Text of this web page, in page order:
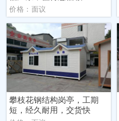
价格：面议
攀枝花钢结构岗亭，工期
短，经久耐用，交货快